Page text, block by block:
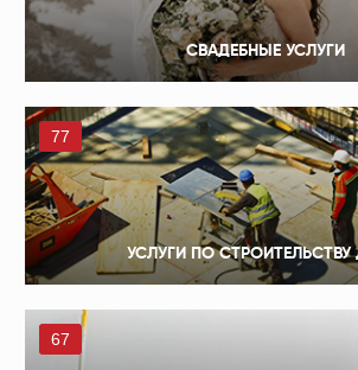
СВАДЕБНЫЕ УСЛУГИ
77
УСЛУГИ ПО
67